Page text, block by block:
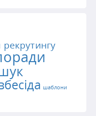
рекрутингу
шаблони